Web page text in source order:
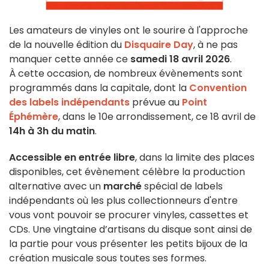
Les amateurs de vinyles ont le sourire à l'approche
de la nouvelle édition du Disquaire Day, à ne pas
manquer cette année ce samedi 18 avril 2026.
À cette occasion, de nombreux évènements sont
programmés dans la capitale, dont la Convention
des labels indépendants prévue au Point
Éphémère, dans le 10e arrondissement, ce 18 avril de
14h à 3h du matin.
Accessible en entrée libre, dans la limite des places
disponibles, cet évènement célèbre la production
alternative avec un marchéspécial de labels
indépendants où les plus collectionneurs d'entre
vous vont pouvoir se procurer vinyles, cassettes et
CDs. Une vingtaine d’artisans du disque sont ainsi de
la partie pour vous présenter les petits bijoux de la
création musicale sous toutes ses formes.